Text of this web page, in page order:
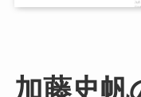
加藤史帆